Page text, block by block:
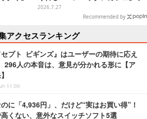
模のア
「ダンツフレーム」たちが可愛い
2026.7.27
Recommended by
アクセスランキング
セプト ビギンズ』はユーザーの期待に応え
296人の本音は、意見が分かれる形に【ア
11:00
に「4,936円」、だけど“実はお買い得”！
くない、意外なスイッチソフト5選